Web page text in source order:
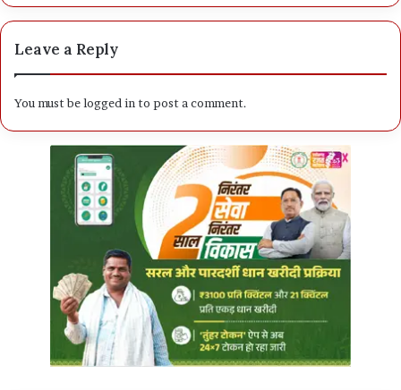
Leave a Reply
You must belogged into post a comment.